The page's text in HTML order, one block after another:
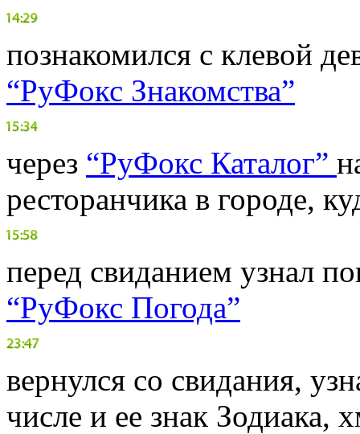
познакомился с клевой
“РуФокс Знакомства”
через “РуФокс Каталог”
ресторанчика в городе,
перед свиданием узнал
“РуФокс Погода”
вернулся со свидания,
числе и ее знак Зодиака,